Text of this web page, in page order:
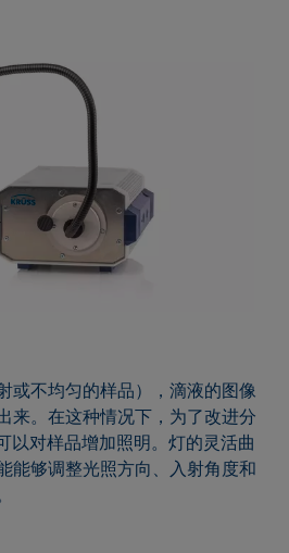
或不均匀的样品），滴液的图像
来。在这种情况下，为了改进分
以对样品增加照明。灯的灵活曲
能够调整光照方向、入射角度和